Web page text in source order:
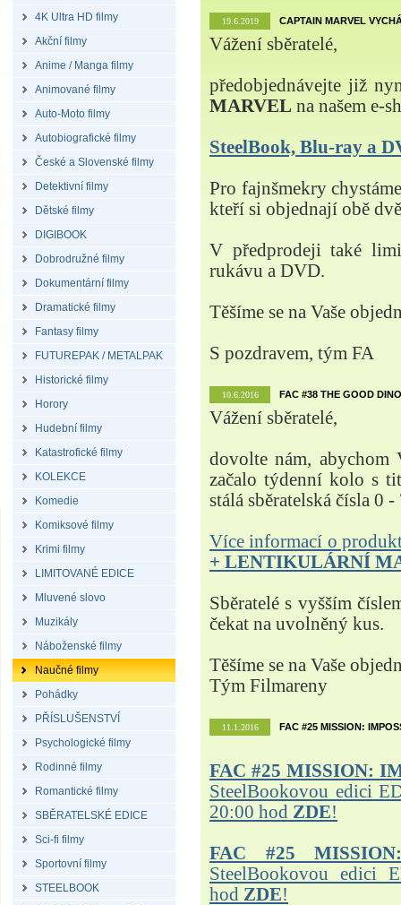
4K Ultra HD filmy
Akční filmy
Anime / Manga filmy
Animované filmy
Auto-Moto filmy
Autobiografické filmy
České a Slovenské filmy
Detektivní filmy
Dětské filmy
DIGIBOOK
Dobrodružné filmy
Dokumentární filmy
Dramatické filmy
Fantasy filmy
FUTUREPAK / METALPAK
Historické filmy
Horory
Hudební filmy
Katastrofické filmy
KOLEKCE
Komedie
Komiksové filmy
Krimi filmy
LIMITOVANÉ EDICE
Mluvené slovo
Muzikály
Náboženské filmy
Naučné filmy
Pohádky
PŘÍSLUŠENSTVÍ
Psychologické filmy
Rodinné filmy
Romantické filmy
SBĚRATELSKÉ EDICE
Sci-fi filmy
Sportovní filmy
STEELBOOK
19.6.2019 CAPTAIN MARVEL
Vážení sběratelé,
předobjednávejte již
MARVEL na našem e-
SteelBook, Blu-ray a
Pro fajnšmekry
kteří si objednají obě
V předprodeji také
rukávu a DVD.
Těšíme se na Vaše
S pozdravem, tým FA
10.6.2016 FAC #38 THE GOOD
Vážení sběratelé,
dovolte nám,
začalo týdenní kolo s
stálá sběratelská čísla 0 -
Více informací o
+ LENTIKULÁRNÍ
Sběratelé s vyšším
čekat na uvolněný kus.
Těšíme se na Vaše
Tým Filmareny
11.1.2016 FAC #25 MISSION:
FAC #25 MISSION:
SteelBookovou edici
20:00 hod ZDE!
FAC #25
SteelBookovou edici
hod ZDE!